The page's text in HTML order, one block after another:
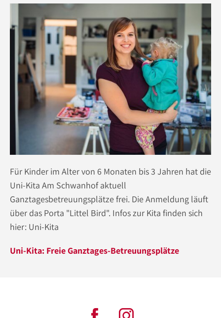
Für Kinder im Alter von 6 Monaten bis 3 Jahren hat die
Uni-Kita Am Schwanhof aktuell
Ganztagesbetreuungsplätze frei. Die Anmeldung läuft
über das Porta "Littel Bird". Infos zur Kita finden sich
hier: Uni-Kita
Uni-Kita: Freie Ganztages-Betreuungsplätze